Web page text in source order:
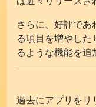
さらに、好評であ
る項目を増やした
るような機能を追
過去にアプリをリ